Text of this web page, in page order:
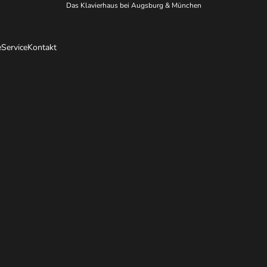
Das Klavierhaus bei Augsburg & München
ServiceKontakt